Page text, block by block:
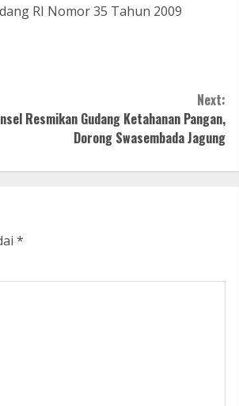
RI Nomor 35 Tahun 2009
Next:
Resmikan Gudang Ketahanan Pangan,
Dorong Swasembada Jagung
*